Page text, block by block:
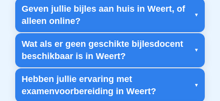
Geven jullie bijles aan huis in Weert, of
alleen online?
Wat als er geen geschikte bijlesdocent
beschikbaar is in Weert?
Hebben jullie ervaring met
examenvoorbereiding in Weert?